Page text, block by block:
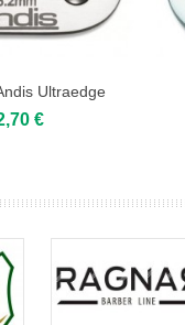
Ultraedge
€